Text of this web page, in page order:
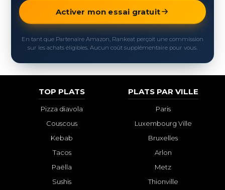
Activer mon essai gratuit
En tant que Partenaire Amazon, Rankeat perçoit une commission
sur les achats éligibles. Aucun coût supplémentaire pour vous.
TOP PLATS
Pizza diavola
Couscous
Kebab
Tacos
Paëlla
Sushis
PLATS PAR VILLE
Paris
Luxembourg Ville
Bruxelles
Arlon
Metz
Thionville